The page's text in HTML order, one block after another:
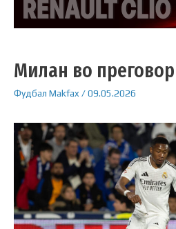
Милан во
Фудбал Makfax /09.05.2026